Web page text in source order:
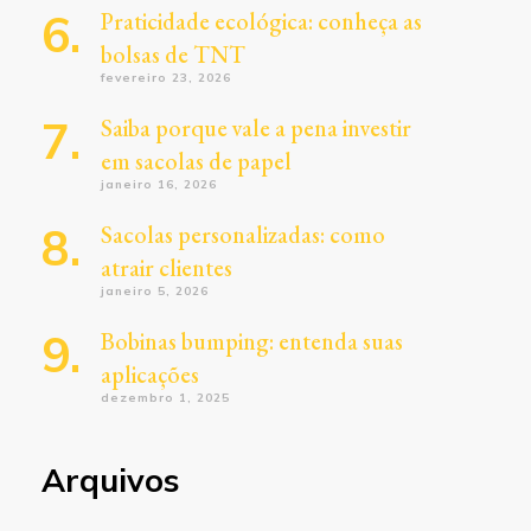
Praticidade ecológica: conheça as
bolsas de TNT
fevereiro 23, 2026
Saiba porque vale a pena investir
em sacolas de papel
janeiro 16, 2026
Sacolas personalizadas: como
atrair clientes
janeiro 5, 2026
Bobinas bumping: entenda suas
aplicações
dezembro 1, 2025
Arquivos